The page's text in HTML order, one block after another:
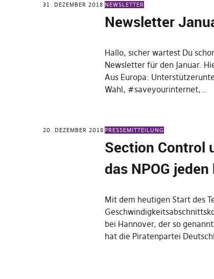
31. DEZEMBER 2018 NEWSLETTER
Newsletter
Hallo, sicher wartest Du
Newsletter für den Januar.
Aus Europa:
Wahl, #saveyourinternet,…
20. DEZEMBER 2018 PRESSEMITTEILUNG
Section Control
das NPOG
Mit dem heutigen Start des
bei Hannover, der so
hat die Piratenpartei